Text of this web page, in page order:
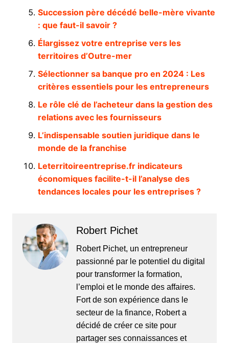
Succession père décédé belle-mère vivante
: que faut-il savoir ?
Élargissez votre entreprise vers les
territoires d’Outre-mer
Sélectionner sa banque pro en 2024 : Les
critères essentiels pour les entrepreneurs
Le rôle clé de l’acheteur dans la gestion des
relations avec les fournisseurs
L’indispensable soutien juridique dans le
monde de la franchise
Leterritoireentreprise.fr indicateurs
économiques facilite-t-il l’analyse des
tendances locales pour les entreprises ?
Robert Pichet
Robert Pichet, un entrepreneur
passionné par le potentiel du digital
pour transformer la formation,
l’emploi et le monde des affaires.
Fort de son expérience dans le
secteur de la finance, Robert a
décidé de créer ce site pour
partager ses connaissances et